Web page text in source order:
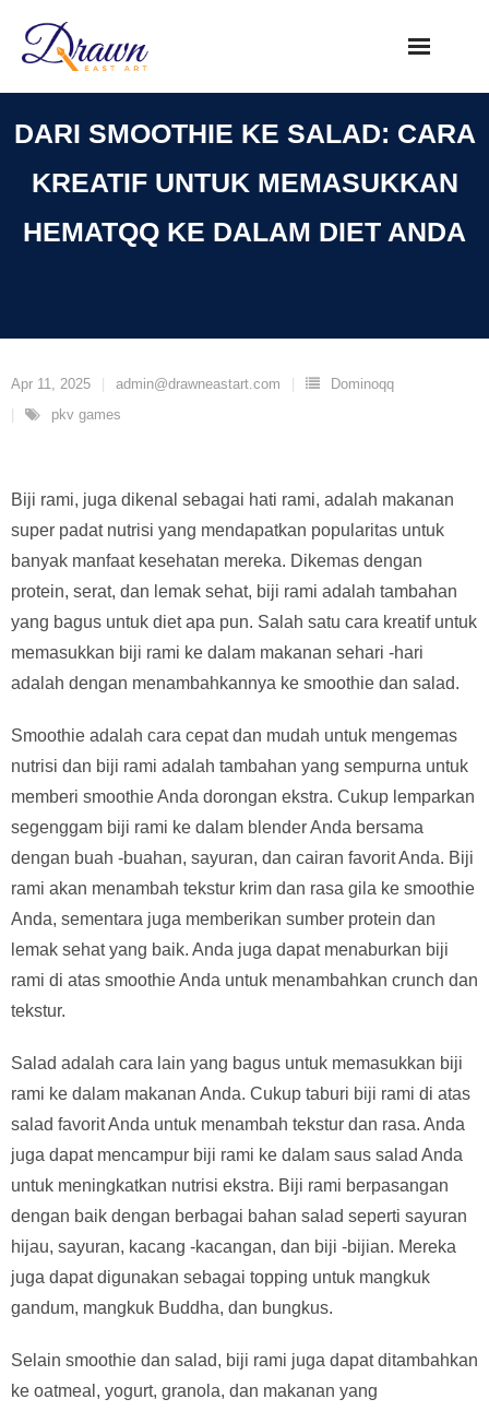
DARI SMOOTHIE KE SALAD: CARA
KREATIF UNTUK MEMASUKKAN
HEMATQQ KE DALAM DIET ANDA
Apr 11, 2025 admin@drawneastart.com
Dominoqq
pkv games
Biji rami, juga dikenal sebagai hati rami, adalah makanan
super padat nutrisi yang mendapatkan popularitas untuk
banyak manfaat kesehatan mereka. Dikemas dengan
protein, serat, dan lemak sehat, biji rami adalah tambahan
yang bagus untuk diet apa pun. Salah satu cara kreatif untuk
memasukkan biji rami ke dalam makanan sehari -hari
adalah dengan menambahkannya ke smoothie dan salad.
Smoothie adalah cara cepat dan mudah untuk mengemas
nutrisi dan biji rami adalah tambahan yang sempurna untuk
memberi smoothie Anda dorongan ekstra. Cukup lemparkan
segenggam biji rami ke dalam blender Anda bersama
dengan buah -buahan, sayuran, dan cairan favorit Anda. Biji
rami akan menambah tekstur krim dan rasa gila ke smoothie
Anda, sementara juga memberikan sumber protein dan
lemak sehat yang baik. Anda juga dapat menaburkan biji
rami di atas smoothie Anda untuk menambahkan crunch dan
tekstur.
Salad adalah cara lain yang bagus untuk memasukkan biji
rami ke dalam makanan Anda. Cukup taburi biji rami di atas
salad favorit Anda untuk menambah tekstur dan rasa. Anda
juga dapat mencampur biji rami ke dalam saus salad Anda
untuk meningkatkan nutrisi ekstra. Biji rami berpasangan
dengan baik dengan berbagai bahan salad seperti sayuran
hijau, sayuran, kacang -kacangan, dan biji -bijian. Mereka
juga dapat digunakan sebagai topping untuk mangkuk
gandum, mangkuk Buddha, dan bungkus.
Selain smoothie dan salad, biji rami juga dapat ditambahkan
ke oatmeal, yogurt, granola, dan makanan yang